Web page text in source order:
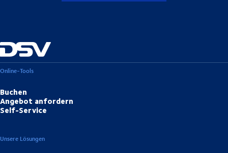
Online-Tools
Buchen
Angebot anfordern
Self-Service
Unsere Lösungen